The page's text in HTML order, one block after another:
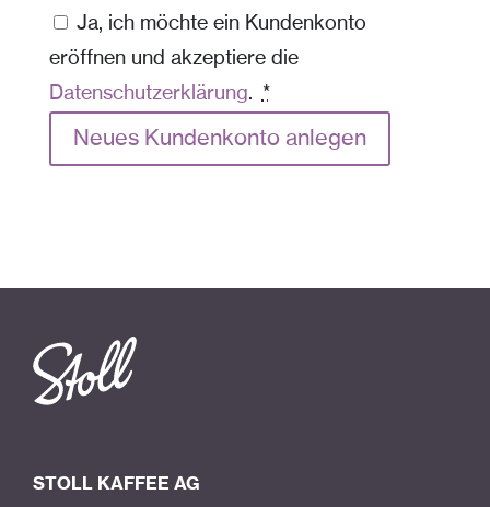
Ja, ich möchte ein Kundenkonto
eröffnen und akzeptiere die
Datenschutzerklärung. *
Neues Kundenkonto anlegen
STOLL KAFFEE AG